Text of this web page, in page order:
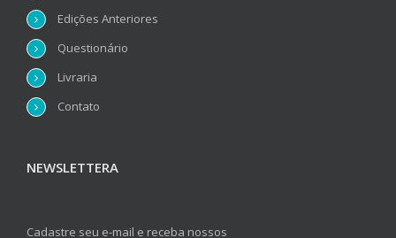
Edições Anteriores
Questionário
Livraria
Contato
NEWSLETTERA
Cadastre seu e-mail e receba nossos